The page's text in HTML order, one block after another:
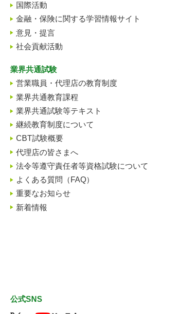
国際活動
金融・保険に関する学習情報サイト
意見・提言
社会貢献活動
業界共通試験
営業職員・代理店の教育制度
業界共通教育課程
業界共通試験等テキスト
継続教育制度について
CBT試験概要
代理店の皆さまへ
法令等遵守責任者等資格試験について
よくある質問（FAQ）
重要なお知らせ
新着情報
公式SNS